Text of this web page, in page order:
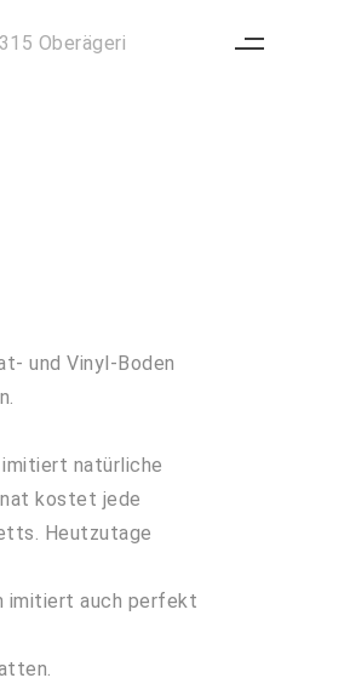
Oberägeri
und Vinyl-Boden
natürliche
kostet jede
Heutzutage
imitiert auch perfekt